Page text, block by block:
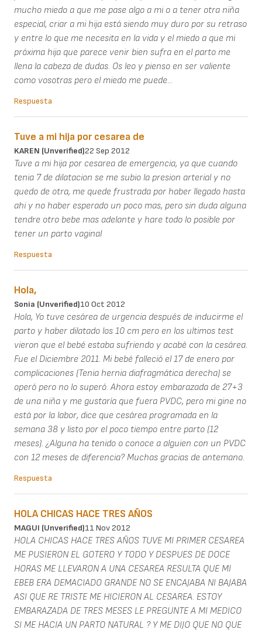
mucho miedo a que me pase algo a mi o a tener otra niña
especial, criar a mi hija está siendo muy duro por su retraso
y entre lo que me necesita en la vida y el miedo a que mi
próxima hija que parece venir bien sufra en el parto me
llena la cabeza de dudas. Os leo y pienso en ser valiente
como vosotras pero el miedo me puede...
Respuesta
Tuve a mi hija por cesarea de
KAREN (unverified)22 Sep 2012
Tuve a mi hija por cesarea de emergencia, ya que cuando
tenia 7 de dilatacion se me subio la presion arterial y no
quedo de otra, me quede frustrada por haber llegado hasta
ahi y no haber esperado un poco mas, pero sin duda alguna
tendre otro bebe mas adelante y hare todo lo posible por
tener un parto vaginal
Respuesta
Hola,
Sonia (unverified)10 Oct 2012
Hola, Yo tuve cesárea de urgencia después de inducirme el
parto y haber dilatado los 10 cm pero en los ultimos test
vieron que el bebé estaba sufriendo y acabé con la cesárea.
Fue el Diciembre 2011. Mi bebé falleció el 17 de enero por
complicaciones (Tenia hernia diafragmática derecha) se
operó pero no lo superó. Ahora estoy embarazada de 27+3
de una niña y me gustaría que fuera PVDC, pero mi gine no
está por la labor, dice que cesárea programada en la
semana 38 y listo por el poco tiempo entre parto (12
meses). ¿Alguna ha tenido o conoce a alguien con un PVDC
con 12 meses de diferencia? Muchas gracias de antemano.
Respuesta
HOLA CHICAS HACE TRES AÑOS
MAGUI (unverified)11 Nov 2012
HOLA CHICAS HACE TRES AÑOS TUVE MI PRIMER CESAREA
ME PUSIERON EL GOTERO Y TODO Y DESPUES DE DOCE
HORAS ME LLEVARON A UNA CESAREA RESULTA QUE MI
EBEB ERA DEMACIADO GRANDE NO SE ENCAJABA NI BAJABA
ASI QUE RE TRISTE ME HICIERON AL CESAREA. ESTOY
EMBARAZADA DE TRES MESES LE PREGUNTE A MI MEDICO
SI ME HACIA UN PARTO NATURAL ? Y ME DIJO QUE NO QUE